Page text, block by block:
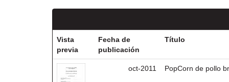
Vista
previa
Fecha de
publicación
Título
oct-2011 PopCorn de pollo